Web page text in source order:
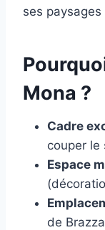
ses
Mona ?
Cadre
couper le
Espace
de